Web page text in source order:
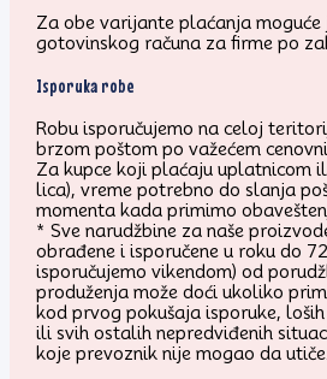
Za obe varijante plaćanja moguće
gotovinskog računa za firme po
Isporuka robe
Robu isporučujemo na celoj
brzom poštom po važećem
Za kupce koji plaćaju uplatnicom
lica), vreme potrebno do slanja
momenta kada primimo
* Sve narudžbine za naše
obrađene i isporučene u roku do
isporučujemo vikendom) od
produženja može doći ukoliko
kod prvog pokušaja isporuke,
ili svih ostalih nepredviđenih
koje prevoznik nije mogao da utiče.